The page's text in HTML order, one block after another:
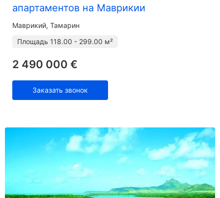
апартаментов на Маврикии
Маврикий, Тамарин
Площадь 118.00 - 299.00 м²
2 490 000 €
Заказать звонок